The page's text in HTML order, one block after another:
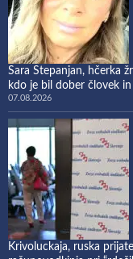
Sara Stepanjan, hčerka
kdo je bil dober človek
07.08.2026
Krivoluckaja, ruska